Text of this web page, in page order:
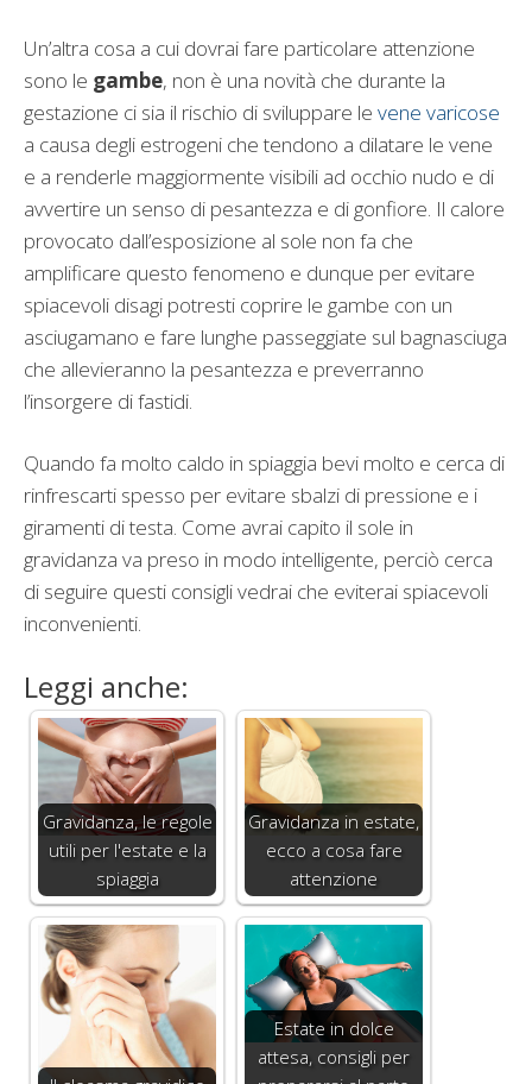
Un’altra cosa a cui dovrai fare particolare attenzione
sono le gambe, non è una novità che durante la
gestazione ci sia il rischio di sviluppare le vene varicose
a causa degli estrogeni che tendono a dilatare le vene
e a renderle maggiormente visibili ad occhio nudo e di
avvertire un senso di pesantezza e di gonfiore. Il calore
provocato dall’esposizione al sole non fa che
amplificare questo fenomeno e dunque per evitare
spiacevoli disagi potresti coprire le gambe con un
asciugamano e fare lunghe passeggiate sul bagnasciuga
che allevieranno la pesantezza e preverranno
l’insorgere di fastidi.
Quando fa molto caldo in spiaggia bevi molto e cerca di
rinfrescarti spesso per evitare sbalzi di pressione e i
giramenti di testa. Come avrai capito il sole in
gravidanza va preso in modo intelligente, perciò cerca
di seguire questi consigli vedrai che eviterai spiacevoli
inconvenienti.
Leggi anche:
Gravidanza, le regole
utili per l'estate e la
spiaggia
Gravidanza in estate,
ecco a cosa fare
attenzione
Estate in dolce
attesa, consigli per